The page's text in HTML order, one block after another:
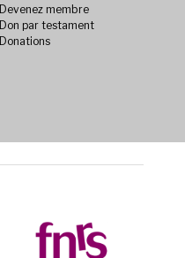
Devenez membre
Don par testament
Donations